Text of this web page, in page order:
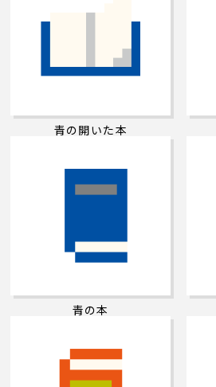
青の開いた本
青の本